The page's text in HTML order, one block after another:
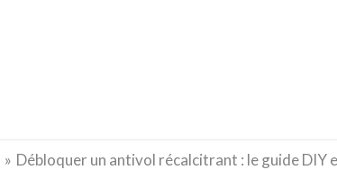
Débloquer un antivol récalcitrant : le guide DIY